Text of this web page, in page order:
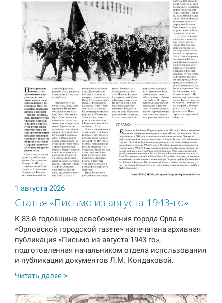
1 августа 2026
Cтатья «Письмо из августа 1943-го»
К 83-й годовщине освобождения города Орла в
«Орловской городской газете» напечатана архивная
публикация «Письмо из августа 1943-го»,
подготовленная начальником отдела использования
и публикации документов Л.М. Кондаковой.
Читать далее >